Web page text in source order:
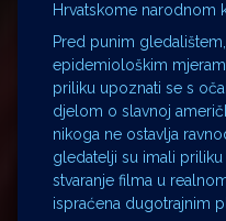
Hrvatskome narodnom
Pred punim
epidemiološkim
priliku upoznati se s
djelom o slavnoj
nikoga ne ostavlja
gledatelji su imali
stvaranje filma u
ispraćena dugotrajnim